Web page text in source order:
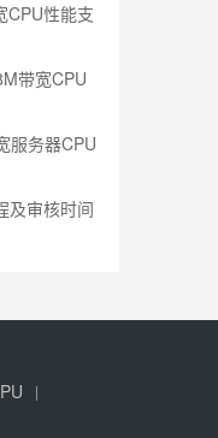
CPU性能支
带宽CPU
服务器CPU
及审核时间